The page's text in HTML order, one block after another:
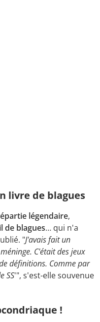
livre de blagues
légendaire,
de blagues… qui n'a
"J'avais fait un
C'était des jeux
définitions. Comme par
SS'", s'est-elle souvenue
!